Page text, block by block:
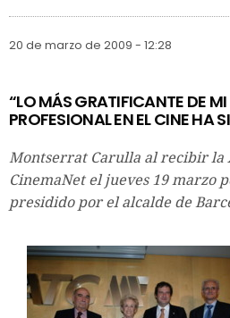
20 de marzo de 2009 - 12:28
“LO MÁS GRATIFICANTE DE
PROFESIONAL EN EL CINE HA
Montserrat Carulla al recibir la
CinemaNet el jueves 19 marzo
presidido por el alcalde de